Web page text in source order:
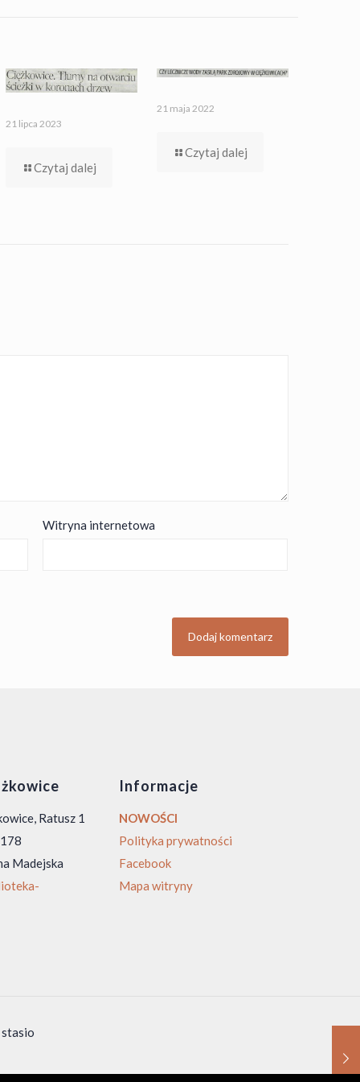
21 lipca 2023
Czytaj dalej
21 maja 2022
Czytaj dalej
Witryna internetowa
Ratusz 1
Madejska
Informacje
NOWOŚCI
Polityka prywatności
Facebook
Mapa witryny